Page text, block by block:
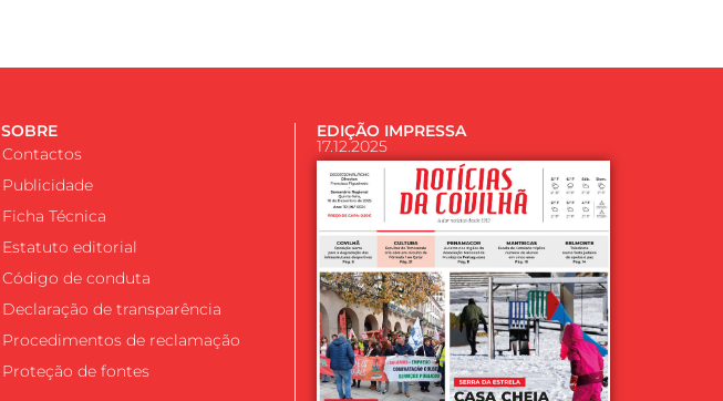
SOBRE
Contactos
Publicidade
Ficha Técnica
Estatuto editorial
Código de conduta
Declaração de transparência
Procedimentos de reclamação
Proteção de fontes
EDIÇÃO IMPRESSA
17.12.2025